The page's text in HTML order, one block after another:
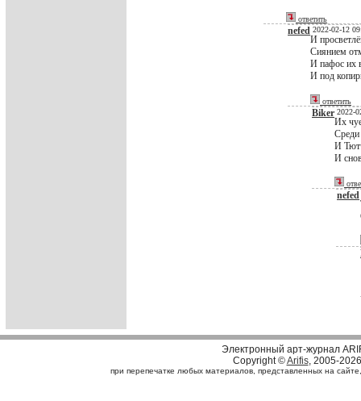
ответить
nefed 2022-02-12
И
Сиянием
И пафос их
И под
ответить
Biker 2022-
Их
И
И
nefed
Электронный арт-журнал
Copyright ©Arifis, 2005-2026
при перепечатке любых материалов, представленных на